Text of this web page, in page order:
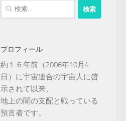
検
索:
プロフィール
約１６年前（2006年10月4
日）に宇宙連合の宇宙人に啓
示されて以来、
地上の闇の支配と戦っている
預言者です。